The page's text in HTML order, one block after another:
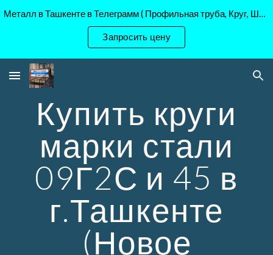
Skip to navigation
Металл в Ташкенте в Телеграмм ( Профильная труба, Круг, Шестигранник Ст45, 40Х, )
Запросить цену
Купить круги
марки стали
09Г2С и 45 в
г.Ташкенте
(Новое